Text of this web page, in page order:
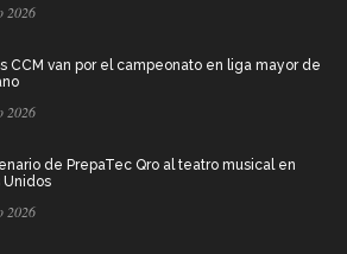
2026
CCM van por el campeonato en liga mayor de
2026
de PrepaTec Qro al teatro musical en
Unidos
2026